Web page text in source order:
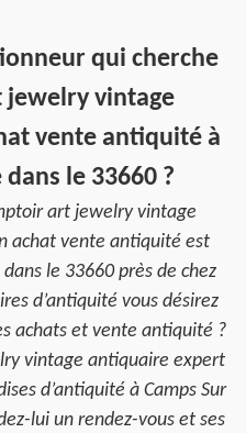
qui cherche
vintage
vente antiquité à
dans le 33660 ?
art jewelry vintage
achat vente antiquité est
le 33660 près de chez
d’antiquité vous désirez
achats et vente antiquité ?
vintage antiquaire expert
d’antiquité à Camps Sur
lui un rendez-vous et ses